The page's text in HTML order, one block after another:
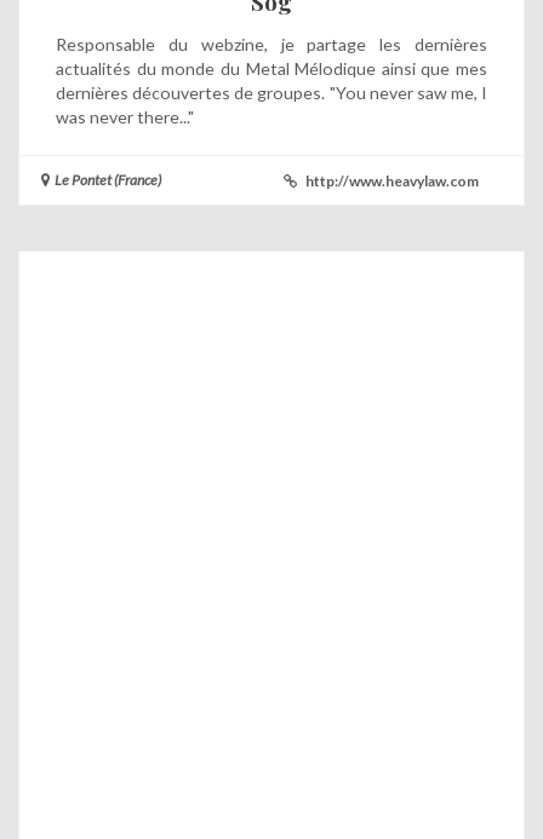
Responsable du webzine, je partage les dernières
actualités du monde du Metal Mélodique ainsi que mes
dernières découvertes de groupes. "You never saw me, I
was never there..."
Le Pontet (France) http://www.heavylaw.com